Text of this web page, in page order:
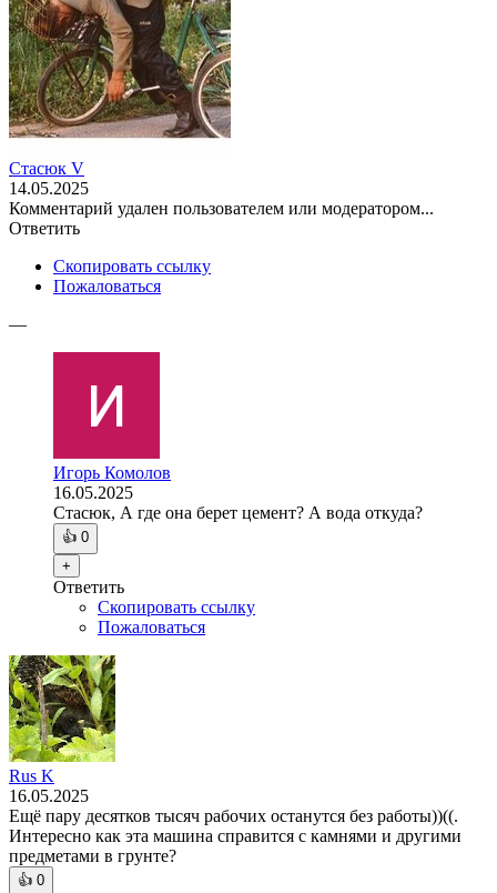
Стасюк V
14.05.2025
Комментарий удален пользователем или модератором...
Ответить
Скопировать ссылку
Пожаловаться
—
Игорь Комолов
16.05.2025
Стасюк, А где она берет цемент? А вода откуда?
👍 0
+
Ответить
Скопировать ссылку
Пожаловаться
Rus K
16.05.2025
Ещё пару десятков тысяч рабочих останутся без работы))((.
Интересно как эта машина справится с камнями и другими
предметами в грунте?
👍 0